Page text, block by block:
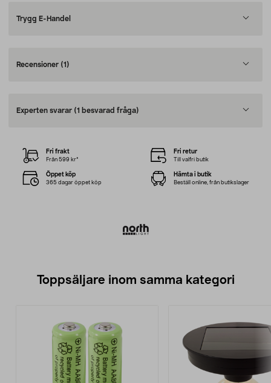
Trygg E-Handel
Recensioner (1)
Experten svarar (1 besvarad fråga)
Fri frakt
Från 599 kr*
Fri retur
Till valfri butik
Öppet köp
365 dagar öppet köp
Hämta i butik
Beställ online, från butikslager
Toppsäljare inom samma kategori